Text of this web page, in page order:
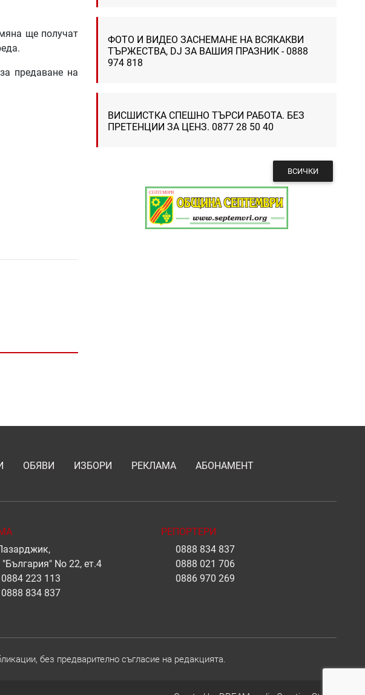
ще получат
предаване на
ФОТО И ВИДЕО ЗАСНЕМАНЕ НА ВСЯКАКВИ
ТЪРЖЕСТВА, DJ ЗА ВАШИЯ ПРАЗНИК - 0888
974 818
ВИСШИСТКА СПЕШНО ТЪРСИ РАБОТА. БЕЗ
ПРЕТЕНЦИИ ЗА ЦЕНЗ. 0877 28 50 40
ВСИЧКИ
ОБЯВИ ИЗБОРИ РЕКЛАМА АБОНАМЕНТ
"България" No 22, ет.4
0884 223 113
0888 834 837
РЕПОРТЕРИ
0888 834 837
0888 021 706
0886 970 269
без предварително съгласие на редакцията.